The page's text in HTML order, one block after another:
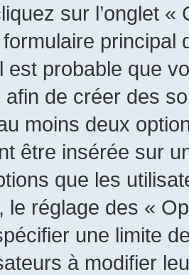
sur l’onglet
principal
est probable que
afin de créer des
moins deux
être insérée sur
que les
le réglage des «
une limite
à modifier